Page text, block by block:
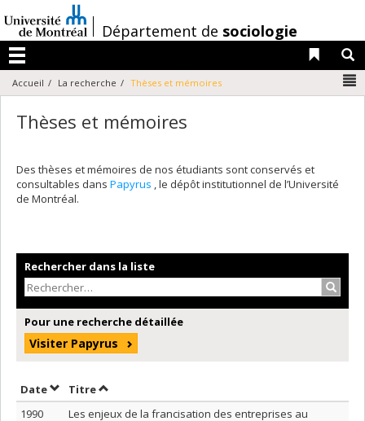
au
contenu
/Département de sociologie
Menu
Liens
Accueil La recherche Thèses et mémoires
Thèses et mémoires
Des thèses et mémoires de nos étudiants sont conservés et
consultables dans Papyrus , le dépôt institutionnel de l’Université
de Montréal.
Rechercher dans la liste
Pour une recherche détaillée
Visiter Papyrus
DateTrier par date en ordre croissant
TitreTrier par titre en ordre croissant
1990
Les enjeux de la francisation des entreprises au